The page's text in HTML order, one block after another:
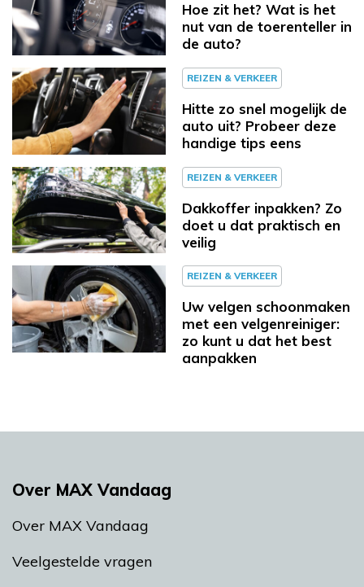
Hoe zit het? Wat is het
nut van de toerenteller in
de auto?
REIZEN & VERKEER
Hitte zo snel mogelijk de
auto uit? Probeer deze
handige tips eens
REIZEN & VERKEER
Dakkoffer inpakken? Zo
doet u dat praktisch en
veilig
REIZEN & VERKEER
Uw velgen schoonmaken
met een velgenreiniger:
zo kunt u dat het best
aanpakken
Over MAX Vandaag
Over MAX Vandaag
Veelgestelde vragen